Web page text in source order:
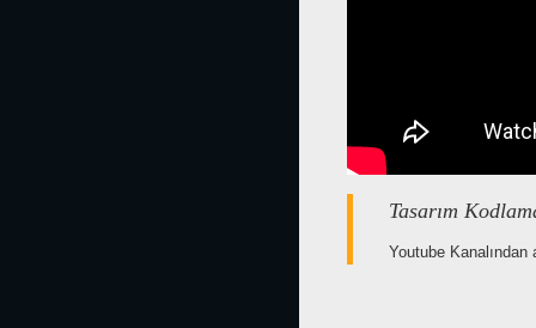
Tasarım
Youtube Kanalından